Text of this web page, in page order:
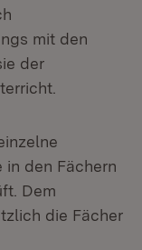
mit den
der
den Fächern
Dem
die Fächer